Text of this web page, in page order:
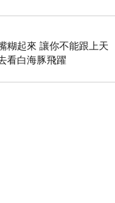
糊起來 讓你不能跟上天
看白海豚飛躍